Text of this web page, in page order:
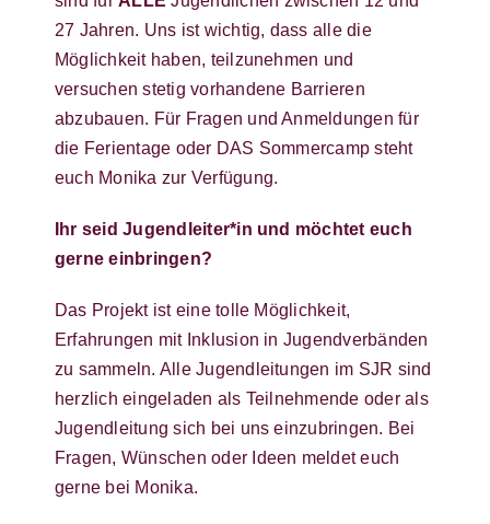
27 Jahren. Uns ist wichtig, dass alle die
Möglichkeit haben, teilzunehmen und
versuchen stetig vorhandene Barrieren
abzubauen. Für Fragen und Anmeldungen für
die Ferientage oder DAS Sommercamp steht
euch Monika zur Verfügung.
Ihr seid Jugendleiter*in und möchtet euch
gerne einbringen?
Das Projekt ist eine tolle Möglichkeit,
Erfahrungen mit Inklusion in Jugendverbänden
zu sammeln. Alle Jugendleitungen im SJR sind
herzlich eingeladen als Teilnehmende oder als
Jugendleitung sich bei uns einzubringen. Bei
Fragen, Wünschen oder Ideen meldet euch
gerne bei Monika.